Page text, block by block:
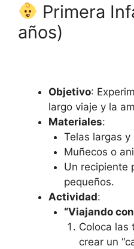
Primera
años)
Objetivo:
largo viaje y la
Materiales:
Telas largas
Muñecos o
Un recipiente
pequeños.
Actividad:
“Viajando
Coloca las
crear un